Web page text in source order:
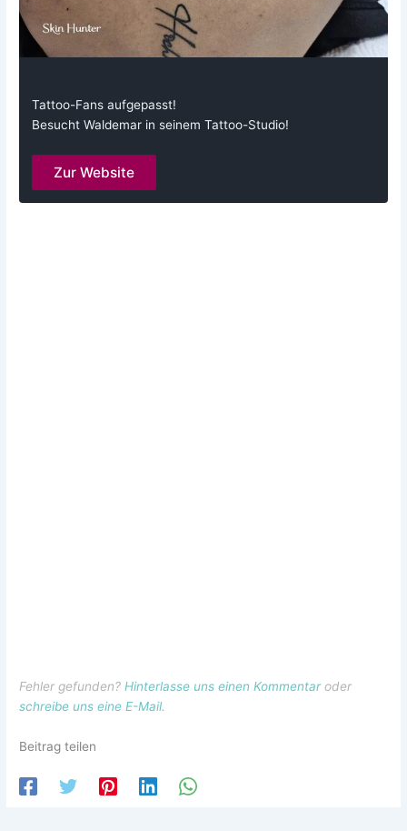
Tattoo-Fans aufgepasst!
Besucht Waldemar in seinem Tattoo-Studio!
Zur Website
Fehler gefunden?Hinterlasse uns einen Kommentaroder
schreibe uns eine E-Mail.
Beitrag teilen